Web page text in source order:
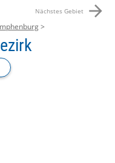
Nächstes Gebiet arrow_forward